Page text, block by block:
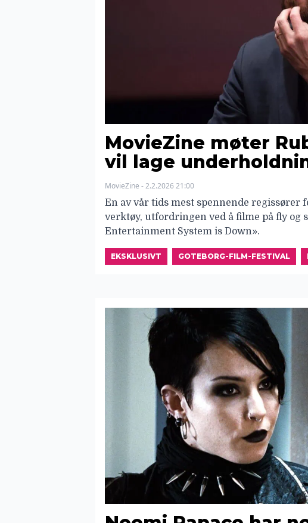
MovieZine møter
vil lage
MovieZine - 2.2.2026 21:00
En av vår tids mest spennende regissører
verktøy, utfordringen ved å filme på fly og
Entertainment System is Down».
EKSKLUSIVT GOTEBORG-FILM-FESTIVAL